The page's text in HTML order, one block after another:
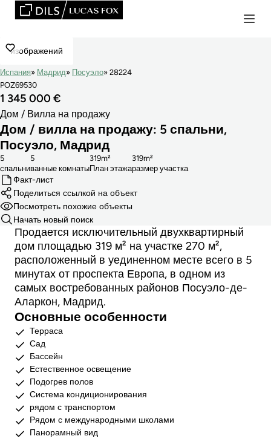
изображений
Испания Мадрид Посуэло
28224
POZ69530
1 345 000 €
Дом / Вилла на продажу
Дом / вилла на продажу: 5 спальни,
Посуэло, Мадрид
cпальни
5
ванные комнаты
5
План этажа
319m²
размер участка
319m²
Факт-лист
Поделиться ссылкой на объект
Посмотреть похожие объекты
Начать новый поиск
Продается исключительный двухквартирный
дом площадью 319 м² на участке 270 м²,
расположенный в уединенном месте всего в 5
минутах от проспекта Европа, в одном из
самых востребованных районов Посуэло-де-
Аларкон, Мадрид.
Основные особенности
Терраса
Сад
Бассейн
Естественное освещение
Подогрев полов
Система кондиционирования
рядом с транспортом
Рядом с международными школами
Панорамный вид